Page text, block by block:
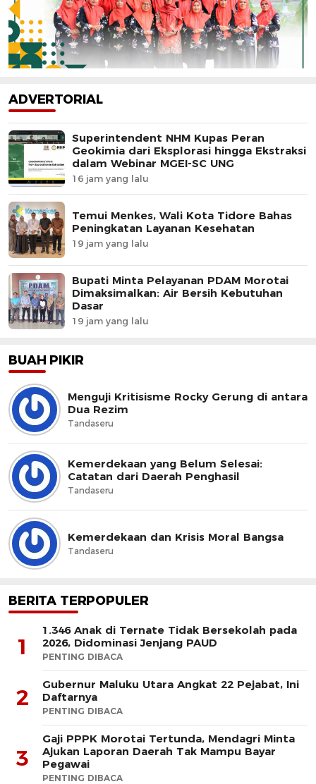
ADVERTORIAL
Superintendent NHM Kupas Peran
Geokimia dari Eksplorasi hingga Ekstraksi
dalam Webinar MGEI-SC UNG
16 jam yang lalu
Temui Menkes, Wali Kota Tidore Bahas
Peningkatan Layanan Kesehatan
19 jam yang lalu
Bupati Minta Pelayanan PDAM Morotai
Dimaksimalkan: Air Bersih Kebutuhan
Dasar
19 jam yang lalu
BUAH PIKIR
Menguji Kritisisme Rocky Gerung di antara
Dua Rezim
Tandaseru
Kemerdekaan yang Belum Selesai:
Catatan dari Daerah Penghasil
Tandaseru
Kemerdekaan dan Krisis Moral Bangsa
Tandaseru
BERITA TERPOPULER
1
1.346 Anak di Ternate Tidak Bersekolah pada
2026, Didominasi Jenjang PAUD
PENTING DIBACA
2
Gubernur Maluku Utara Angkat 22 Pejabat, Ini
Daftarnya
PENTING DIBACA
3
Gaji PPPK Morotai Tertunda, Mendagri Minta
Ajukan Laporan Daerah Tak Mampu Bayar
Pegawai
PENTING DIBACA